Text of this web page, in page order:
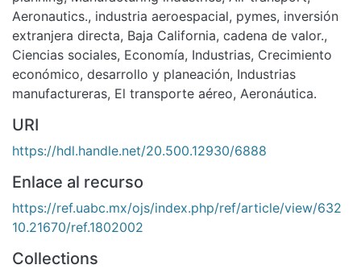
Aeronautics., industria aeroespacial, pymes, inversión
extranjera directa, Baja California, cadena de valor.,
Ciencias sociales, Economía, Industrias, Crecimiento
económico, desarrollo y planeación, Industrias
manufactureras, El transporte aéreo, Aeronáutica.
URI
https://hdl.handle.net/20.500.12930/6888
Enlace al recurso
https://ref.uabc.mx/ojs/index.php/ref/article/view/632
10.21670/ref.1802002
Collections